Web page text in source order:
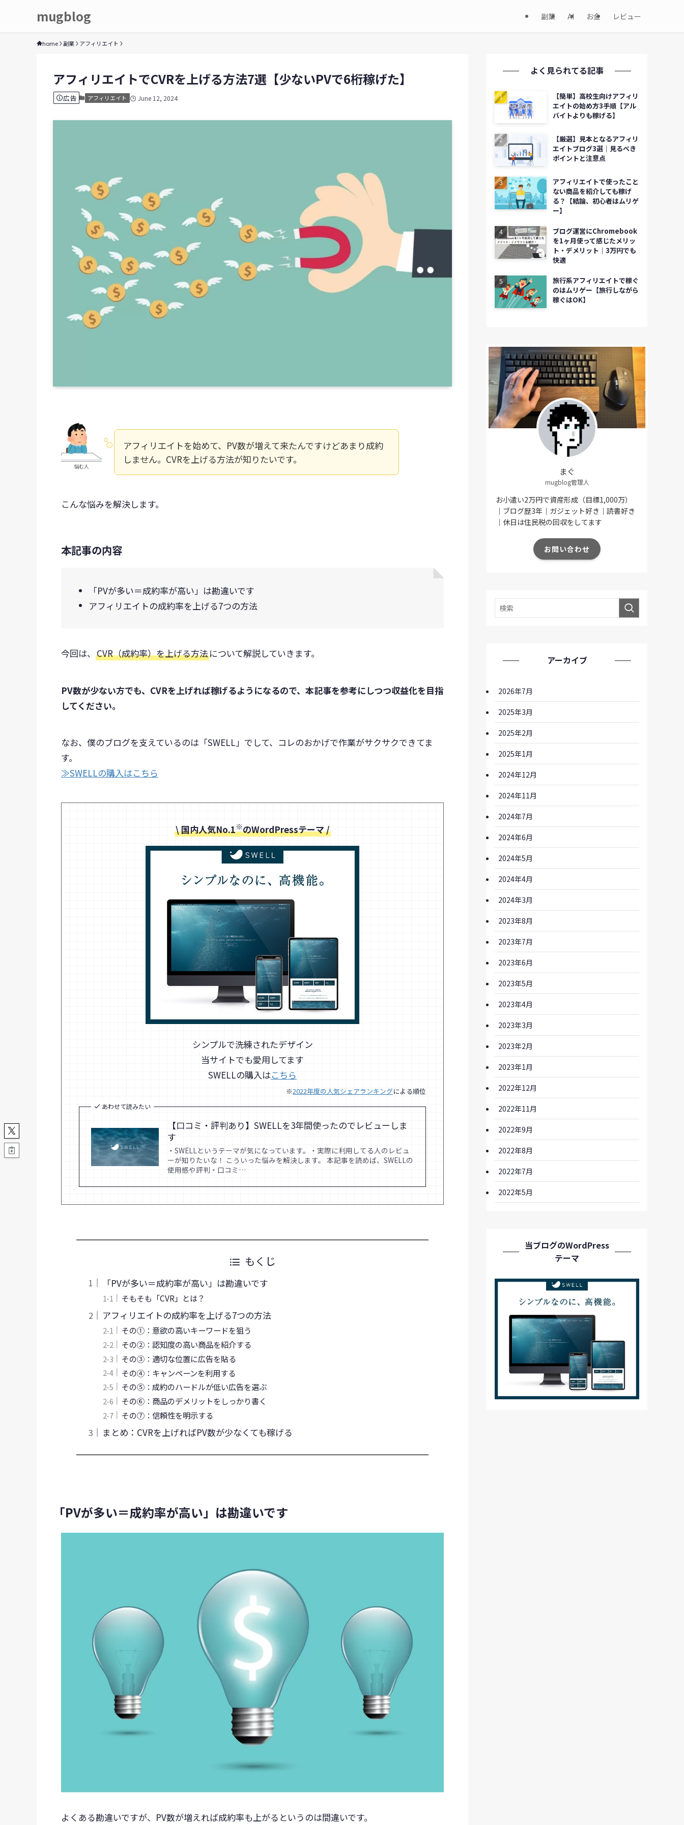
mugblog 副業 AI お金 レビュー
home 副業 アフィリエイト
アフィリエイトでCVRを上げる方法7選【少ないPVで6桁稼げた】
広告 アフィリエイト June 12, 2024
悩む人
アフィリエイトを始めて、PV数が増えて来たんですけどあまり成約
しません。CVRを上げる方法が知りたいです。
こんな悩みを解決します。
本記事の内容
「PVが多い＝成約率が高い」は勘違いです
アフィリエイトの成約率を上げる7つの方法
今回は、 CVR（成約率）を上げる方法について解説していきます。
PV数が少ない方でも、CVRを上げれば稼げるようになるので、本記事を参考にしつつ収益化を目指
してください。
なお、僕のブログを支えているのは「SWELL」でして、コレのおかげで作業がサクサクできてま
す。
≫SWELLの購入はこちら
\ 国内人気No.1※のWordPressテーマ /
シンプルで洗練されたデザイン
当サイトでも愛用してます
SWELLの購入はこちら
※2022年度の人気シェアランキングによる順位
あわせて読みたい
【口コミ・評判あり】SWELLを3年間使ったのでレビューしま
す
・SWELLというテーマが気になっています。・実際に利用してる人のレビュ
ーが知りたいな！ こういった悩みを解決します。 本記事を読めば、SWELLの
使用感や評判・口コミ…
もくじ
「PVが多い＝成約率が高い」は勘違いです
そもそも「CVR」とは？
アフィリエイトの成約率を上げる7つの方法
その①：意欲の高いキーワードを狙う
その②：認知度の高い商品を紹介する
その③：適切な位置に広告を貼る
その④：キャンペーンを利用する
その⑤：成約のハードルが低い広告を選ぶ
その⑥：商品のデメリットをしっかり書く
その⑦：信頼性を明示する
まとめ：CVRを上げればPV数が少なくても稼げる
「PVが多い＝成約率が高い」は勘違いです
よくある勘違いですが、PV数が増えれば成約率も上がるというのは間違いです。
よく見られてる記事
【簡単】高校生向けアフィリ
エイトの始め方3手順【アル
バイトよりも稼げる】
【厳選】見本となるアフィリ
エイトブログ3選｜見るべき
ポイントと注意点
アフィリエイトで使ったこと
ない商品を紹介しても稼げ
る？【結論、初心者はムリゲ
ー】
ブログ運営にChromebook
を1ヶ月使って感じたメリッ
ト・デメリット｜3万円でも
快適
旅行系アフィリエイトで稼ぐ
のはムリゲー【旅行しながら
稼ぐはOK】
まぐ
mugblog管理人
お小遣い2万円で資産形成（目標1,000万）
｜ブログ歴3年｜ガジェット好き｜読書好き
｜休日は住民税の回収をしてます
お問い合わせ
アーカイブ
2026年7月
2025年3月
2025年2月
2025年1月
2024年12月
2024年11月
2024年7月
2024年6月
2024年5月
2024年4月
2024年3月
2023年8月
2023年7月
2023年6月
2023年5月
2023年4月
2023年3月
2023年2月
2023年1月
2022年12月
2022年11月
2022年9月
2022年8月
2022年7月
2022年5月
当ブログのWordPress
テーマ